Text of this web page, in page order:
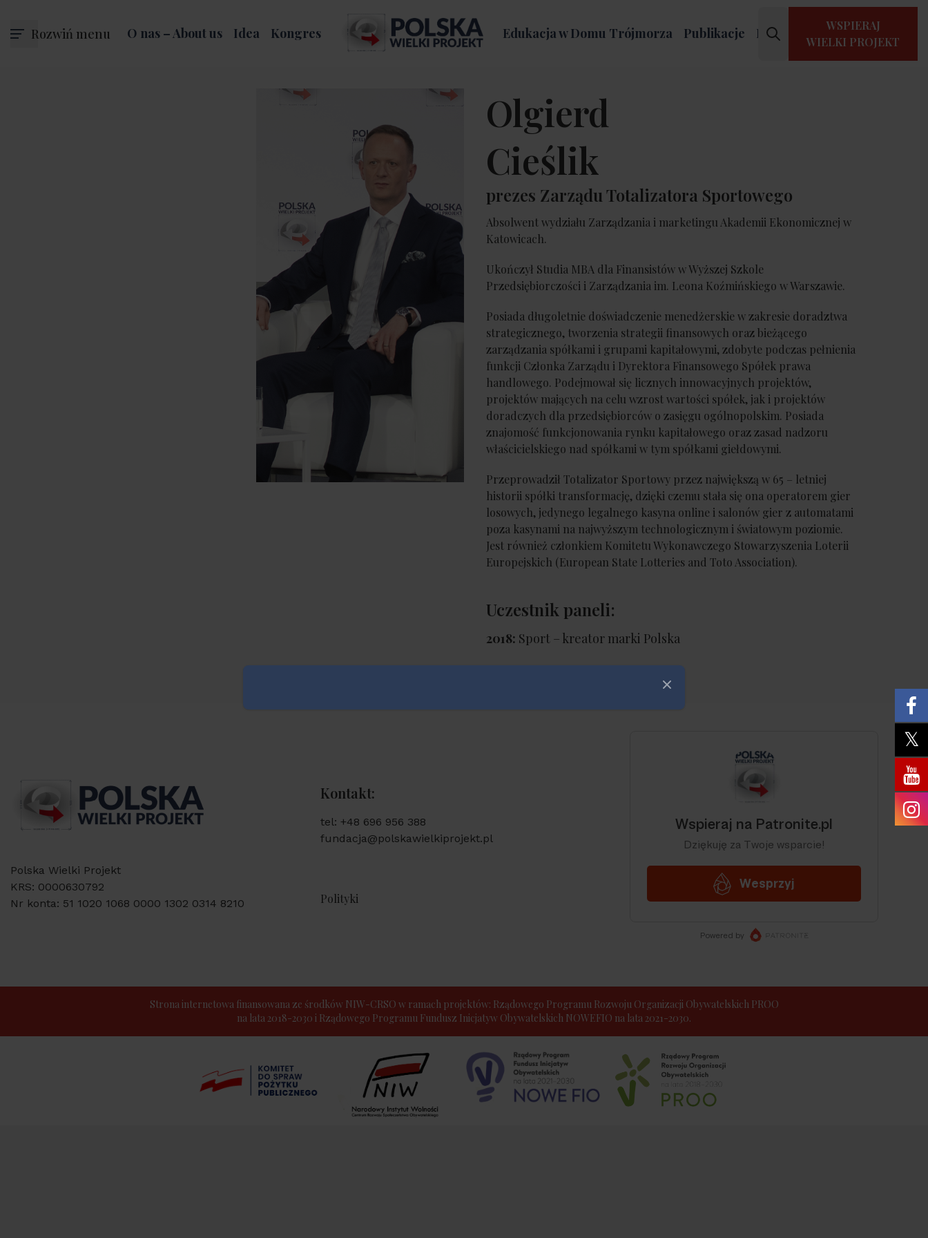
Rozwiń menu O nas – About us Idea Kongres Edukacja w Domu Trójmorza Publikacje Kontakt
WSPIERAJ
WIELKI PROJEKT
Olgierd
Cieślik
prezes Zarządu Totalizatora Sportowego
Absolwent wydziału Zarządzania i marketingu Akademii Ekonomicznej w
Katowicach.
Ukończył Studia MBA dla Finansistów w Wyższej Szkole
Przedsiębiorczości i Zarządzania im. Leona Koźmińskiego w Warszawie.
Posiada długoletnie doświadczenie menedżerskie w zakresie doradztwa
strategicznego, tworzenia strategii finansowych oraz bieżącego
zarządzania spółkami i grupami kapitałowymi, zdobyte podczas pełnienia
funkcji Członka Zarządu i Dyrektora Finansowego Spółek prawa
handlowego. Podejmował się licznych innowacyjnych projektów,
projektów mających na celu wzrost wartości spółek, jak i projektów
doradczych dla przedsiębiorców o zasięgu ogólnopolskim. Posiada
znajomość funkcjonowania rynku kapitałowego oraz zasad nadzoru
właścicielskiego nad spółkami w tym spółkami giełdowymi.
Przeprowadził Totalizator Sportowy przez największą w 65 – letniej
historii spółki transformację, dzięki czemu stała się ona operatorem gier
losowych, jedynego legalnego kasyna online i salonów gier z automatami
poza kasynami na najwyższym technologicznym i światowym poziomie.
Jest również członkiem Komitetu Wykonawczego Stowarzyszenia Loterii
Europejskich (European State Lotteries and Toto Association).
Uczestnik paneli:
2018: Sport – kreator marki Polska
Polska Wielki Projekt
KRS: 0000630792
Nr konta: 51 1020 1068 0000 1302 0314 8210
Kontakt:
tel: +48 696 956 388
fundacja@polskawielkiprojekt.pl
Polityki
Strona internetowa finansowana ze środków NIW-CRSO w ramach projektów: Rządowego Programu Rozwoju Organizacji Obywatelskich PROO
na lata 2018-2030 i Rządowego Programu Fundusz Inicjatyw Obywatelskich NOWEFIO na lata 2021-2030.
Zamknij